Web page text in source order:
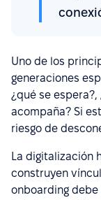
Uno de los
generaciones
¿qué se
acompaña? Si
riesgo de
La digitalización
construyen
onboarding